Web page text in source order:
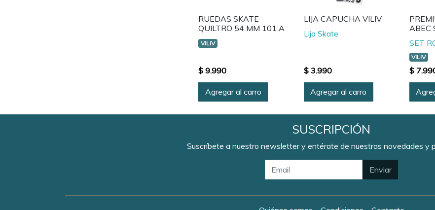
RUEDAS SKATE
QUILTRO 54 MM 101 A
VILIV
$ 9.990
Agregar al carro
LIJA CAPUCHA VILIV
Lija Skate
$ 3.990
Agregar al carro
ABEC
SET
VILIV
$
SUSCRIPCIÓN
Suscríbete a nuestro newsletter y entérate de nuestras novedades y
Enviar